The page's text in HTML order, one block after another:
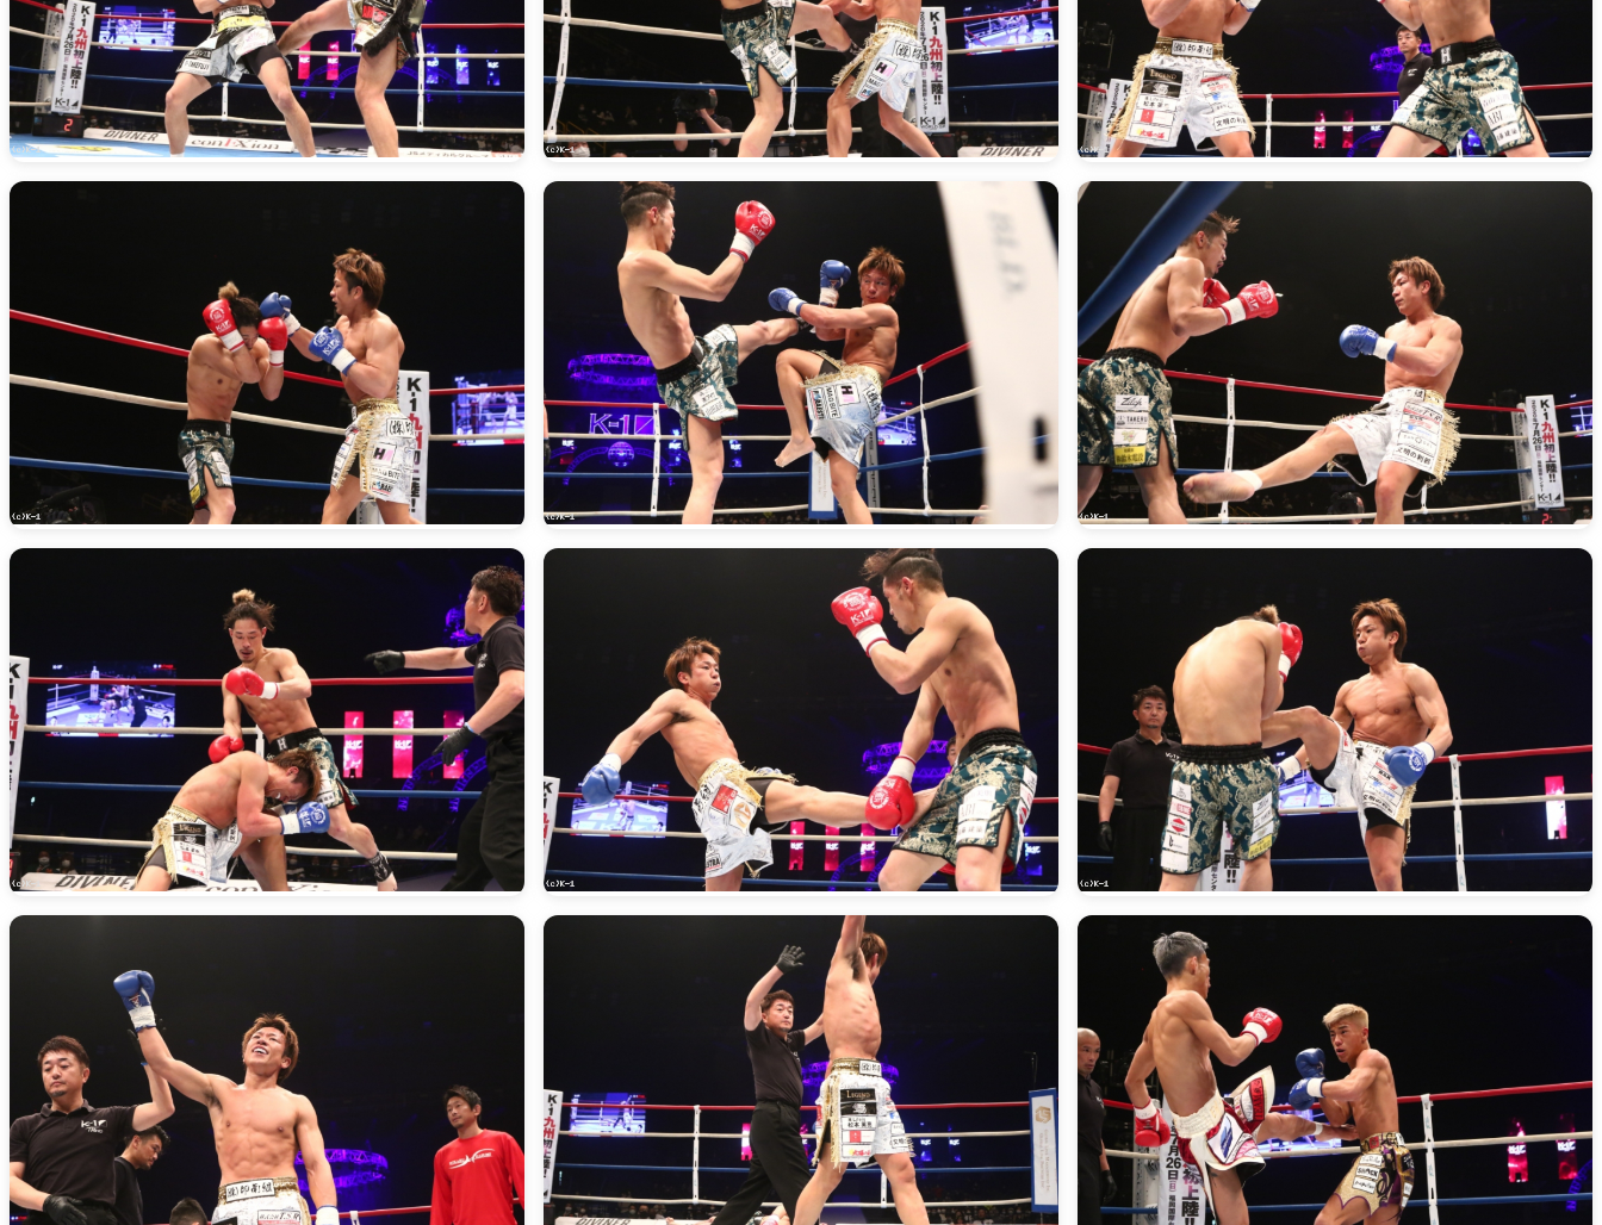
総合トップ
K-1 WGP
Krush
Krush-EX
K-1アマチュア
K-1甲子園・カレッジ
K-1 AWARDS
K-
1.SHOP
ズ）
K-
（チケッ
ト）
（K-1ジ
（ファンクラ
ブ）
K-1 WGP公式ルー
ル
一覧
X(JP)
X(Krush)
X(アマチュア大会)
Instagram(JP)
TikTok(JP)
LINE(JP)
Youtube(JP)
Facebook(JP)
X(En)
Official site(EN)
K-1の理念
K-1とは
K-1 WGP
とは
Krushとは
Krush-EX とは
K-1アマチュアとは
K-
1
甲子園・カレッジ
とは